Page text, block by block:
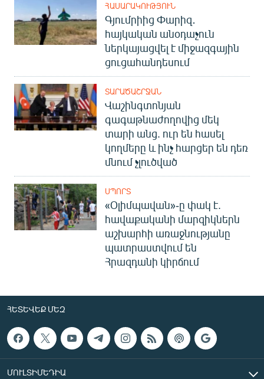
ՀԱՍԱՐԱԿՈՒԹՅՈՒՆ
Գյումրիից Փարիզ․
հայկական անօդաչուն
ներկայացվել է միջազգային
ցուցահանդեսում
ՏԱՐԱԾԱՇՐՋԱՆ
Վաշինգտոնյան
գագաթնաժողովից մեկ
տարի անց. ուր են հասել
կողմերը և ինչ հարցեր են դեռ
մնում չլուծված
ՍՊՈՐՏ
«Օլիմպավան»-ը փակ է.
հավաքականի մարզիկներն
աշխարհի առաջնությանը
պատրաստվում են
Հրազդանի կիրճում
ՀԵՏԵՎԵՔ ՄԵԶ
ՄՈՒԼՏԻՄԵԴԻԱ